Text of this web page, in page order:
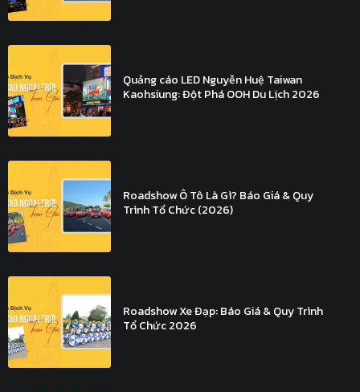
Quảng cáo LED Nguyễn Huệ Taiwan
Kaohsiung: Đột Phá OOH Du Lịch 2026
Roadshow Ô Tô Là Gì? Báo Giá & Quy
Trình Tổ Chức (2026)
Roadshow Xe Đạp: Báo Giá & Quy Trình
Tổ Chức 2026